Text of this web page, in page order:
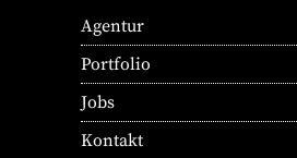
Agentur
Portfolio
Jobs
Kontakt